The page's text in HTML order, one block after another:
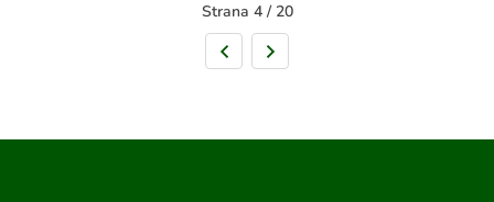
Strana 4 / 20